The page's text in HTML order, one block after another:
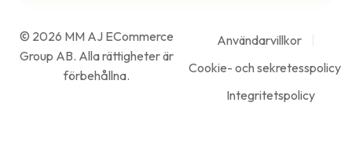
© 2026 MM AJ ECommerce
Group AB. Alla rättigheter är
förbehållna.
Användarvillkor
Cookie- och sekretesspolicy
Integritetspolicy